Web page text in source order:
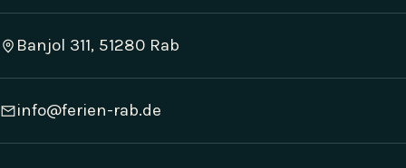
Banjol 311, 51280 Rab
info@ferien-rab.de